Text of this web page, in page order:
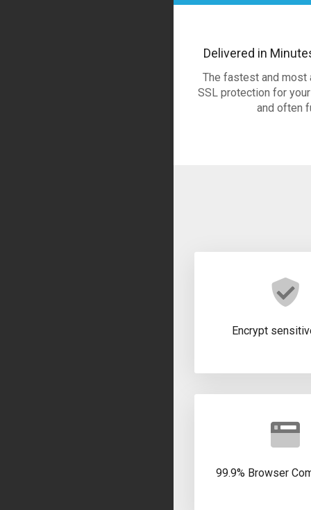
Delivered in
The fastest and most
SSL protection for
and often
Encrypt
99.9% Browser